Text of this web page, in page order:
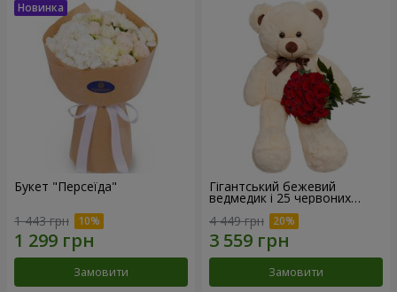
Букет "Персеїда"
1 443 грн
Замовити
Гігантський бежевий
ведмедик і 25 червоних
троянд
4 449 грн
Замовити